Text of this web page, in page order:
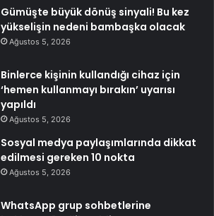
Gümüşte büyük dönüş sinyali! Bu kez
yükselişin nedeni bambaşka olacak
Ağustos 5, 2026
Binlerce kişinin kullandığı cihaz için
‘hemen kullanmayı bırakın’ uyarısı
yapıldı
Ağustos 5, 2026
Sosyal medya paylaşımlarında dikkat
edilmesi gereken 10 nokta
Ağustos 5, 2026
WhatsApp grup sohbetlerine